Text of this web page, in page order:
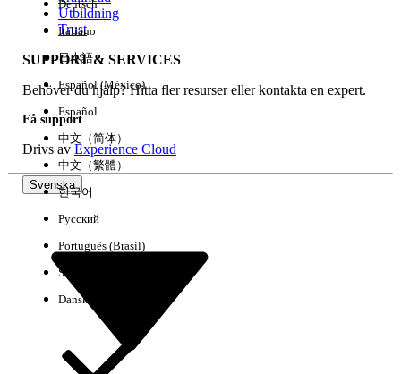
Händelse
Rensa alla Klart
Utbildning
Trust
SUPPORT & SERVICES
Behöver du hjälp? Hitta fler resurser eller kontakta en expert.
Få support
Drivs avExperience Cloud
Svenska
Deutsch
Italiano
日本語
Español (México)
Español
中文（简体）
中文（繁體）
한국어
Русский
Português (Brasil)
Suomi
Dansk